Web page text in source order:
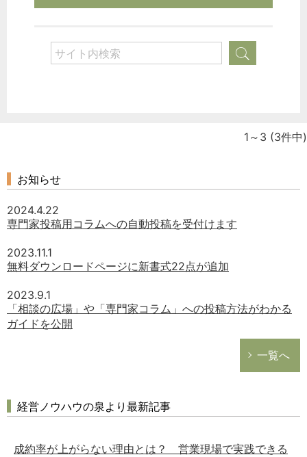
企業法務
経営の知恵
1～3 (3件中)
お知らせ
2024.4.22
専門家投稿用コラムへの自動投稿を受付けます
2023.11.1
無料ダウンロードページに新書式22点が追加
2023.9.1
「相談の広場」や「専門家コラム」への投稿方法がわかる
ガイドを公開
一覧へ
経営ノウハウの泉より最新記事
成約率が上がらない理由とは？ 営業現場で実践できる